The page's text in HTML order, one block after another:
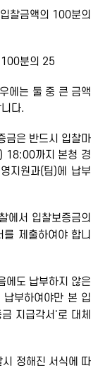
금액의 100분의
분의 25
는 둘 중 큰 금액
다.
은 반드시 입찰마
18:00까지 본청 경
지원과(팀)에 납부
서 입찰보증금의
제출하여야 합니
도 납부하지 않은
부하여야만 본 입
지급각서'로 대체
정해진 서식에 따